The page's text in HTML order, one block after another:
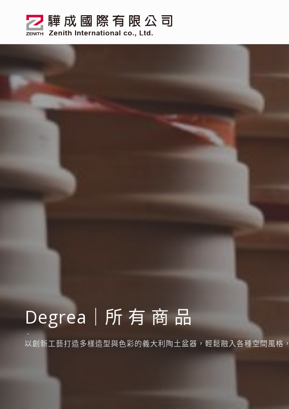
Degrea｜所 有 商 品
．
以創新工藝打造多樣造型與色彩的義大利陶土盆器，輕鬆融入各種空間風格